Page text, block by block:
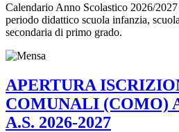
Calendario Anno Scolastico 2026/
periodo didattico scuola infanzia,
secondaria di primo grado.
APERTURA
COMUNALI (COMO)
A.S. 2026-2027